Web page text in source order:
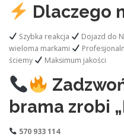
Dlaczego
Szybka reakcja Dojazd do
wieloma markami
ściemy
Maksimum jakości
brama zrobi
570 933 114